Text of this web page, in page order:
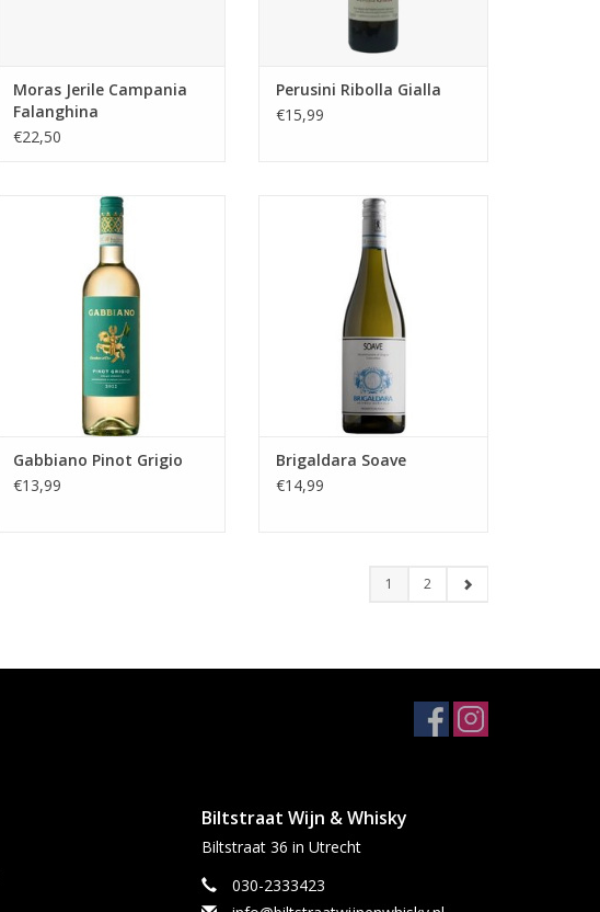
Moras Jerile Campania
Falanghina
€22,50
Perusini Ribolla Gialla
€15,99
Gabbiano Pinot Grigio
TOEVOEGEN AAN WINKELWAGEN
Gabbiano Pinot Grigio
€13,99
Brigaldara Soave
Brigaldara Soave
€14,99
1 2
Biltstraat Wijn & Whisky
Biltstraat 36 in Utrecht
030-2333423